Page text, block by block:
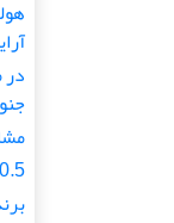
جنوبی
0.5 درصد ژانویه